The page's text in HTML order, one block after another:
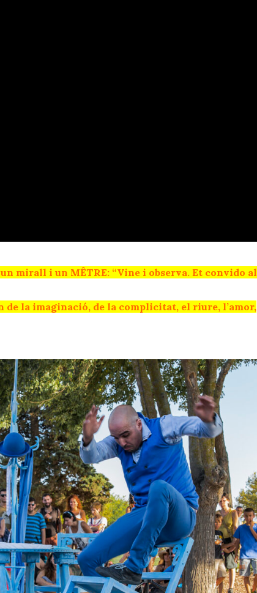
mirall i un MÊTRE: “Vine i observa. Et convido al
de la imaginació, de la complicitat, el riure, l’amor,